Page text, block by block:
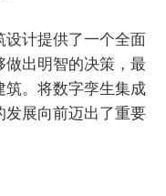
计提供了一个全面
出明智的决策，最
。将数字孪生集成
展向前迈出了重要